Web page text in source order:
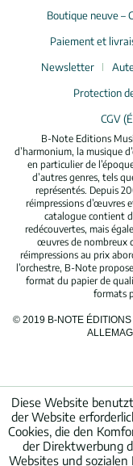
Boutique neuve –
Paiement et
Newsletter
Protection
CGV
B-Note Editions
d’harmonium, la musique
en particulier de
d’autres genres, tels
représentés. Depuis
réimpressions d’œuvres
catalogue contient
redécouvertes, mais
œuvres de nombreux
réimpressions au prix
l’orchestre, B-Note
format du papier de
formats
© 2019 B-NOTE
Diese Website
der Website
Cookies, die den
der Direktwerbung
Websites und